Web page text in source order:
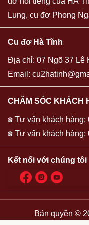
Lung, cu đơ Phong
Cu đơ Hà Tĩnh
Địa chỉ: 07 Ngõ 37 Lê
Email:
CHĂM SÓC KHÁCH
☎ Tư vấn khách hàng:
☎ Tư vấn khách hàng:
Kết nối với chúng tôi
Bản quyền ©